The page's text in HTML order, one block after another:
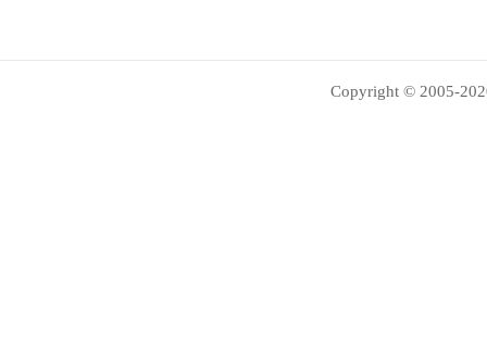
Copyright © 2005-